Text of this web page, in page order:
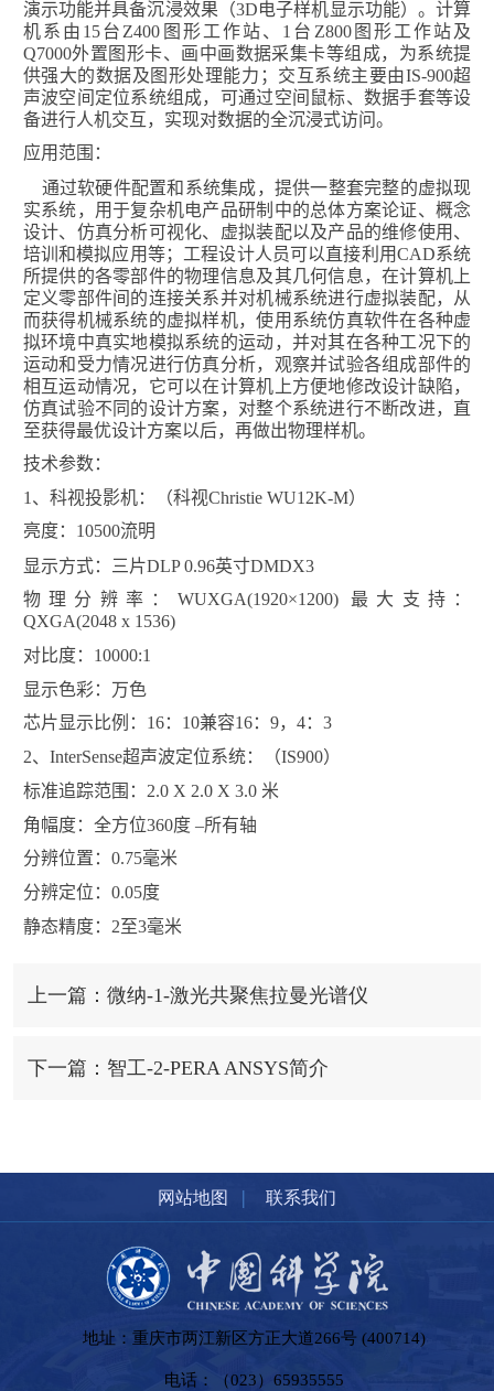
演示功能并具备沉浸效果（3D电子样机显示功能）。计算
机系由 15台 Z400 图形工作站、 1 台 Z800图形工作站及
Q7000外置图形卡、画中画数据采集卡等组成，为系统提
供强大的数据及图形处理能力；交互系统主要由IS-900超
声波空间定位系统组成，可通过空间鼠标、数据手套等设
备进行人机交互，实现对数据的全沉浸式访问。
应用范围：
通过软硬件配置和系统集成，提供一整套完整的虚拟现
实系统，用于复杂机电产品研制中的总体方案论证、概念
设计、仿真分析可视化、虚拟装配以及产品的维修使用、
培训和模拟应用等；工程设计人员可以直接利用CAD系统
所提供的各零部件的物理信息及其几何信息，在计算机上
定义零部件间的连接关系并对机械系统进行虚拟装配，从
而获得机械系统的虚拟样机，使用系统仿真软件在各种虚
拟环境中真实地模拟系统的运动，并对其在各种工况下的
运动和受力情况进行仿真分析，观察并试验各组成部件的
相互运动情况，它可以在计算机上方便地修改设计缺陷，
仿真试验不同的设计方案，对整个系统进行不断改进，直
至获得最优设计方案以后，再做出物理样机。
技术参数：
1 、科视投影机：（科视Christie WU12K-M）
亮度： 10500流明
显示方式：三片DLP 0.96英寸DMDX3
物理分辨率： WUXGA(1920×1200) 最大支持：
QXGA(2048 x 1536)
对比度： 10000:1
显示色彩：万色
芯片显示比例： 16： 10兼容16： 9， 4： 3
2、 InterSense超声波定位系统：（IS900）
标准追踪范围： 2.0 X 2.0 X 3.0 米
角幅度：全方位360度 –所有轴
分辨位置： 0.75毫米
分辨定位： 0.05度
静态精度： 2至3毫米
上一篇：微纳-1-激光共聚焦拉曼光谱仪
下一篇：智工-2-PERA ANSYS简介
网站地图 | 联系我们
地址：重庆市两江新区方正大道266号 (400714)
电话：（023）65935555